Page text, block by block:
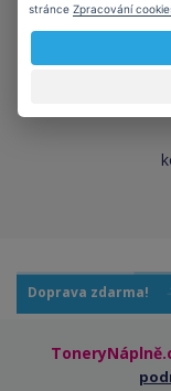
Doprava zdarma!
stránce Zpracování